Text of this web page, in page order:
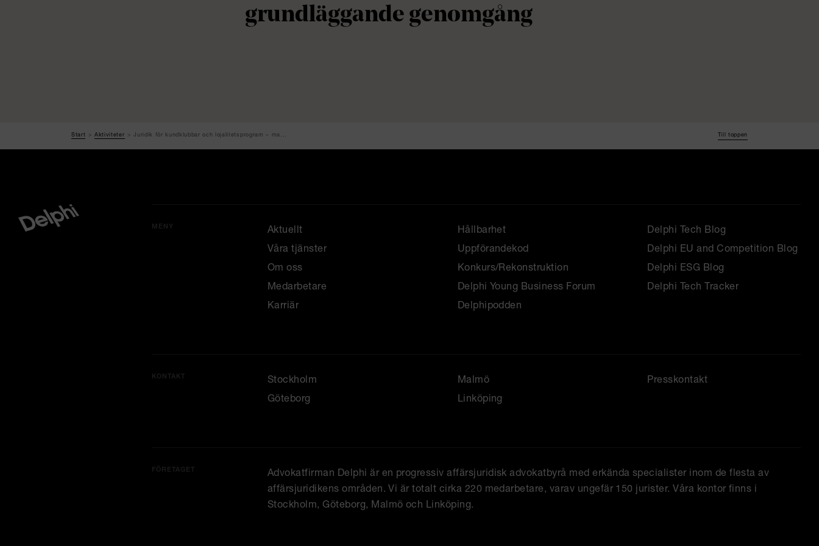
grundläggande genomgång
Start Aktiviteter Juridik för kundklubbar och lojalitetsprogram – ma... Till toppen
MENY Aktuellt Hållbarhet
Delphi Tech Blog
Våra tjänster
Uppförandekod
Delphi EU and Competition Blog
Om oss
Konkurs/Rekonstruktion
Delphi ESG Blog
Medarbetare
Delphi Young Business Forum
Delphi Tech Tracker
Karriär
Delphipodden
KONTAKT Stockholm Malmö
Presskontakt
Göteborg
Linköping
FÖRETAGET
Advokatfirman Delphi är en progressiv affärsjuridisk advokatbyrå med erkända specialister inom de flesta av
affärsjuridikens områden. Vi är totalt cirka 220 medarbetare, varav ungefär 150 jurister. Våra kontor finns i
Stockholm, Göteborg, Malmö och Linköping.